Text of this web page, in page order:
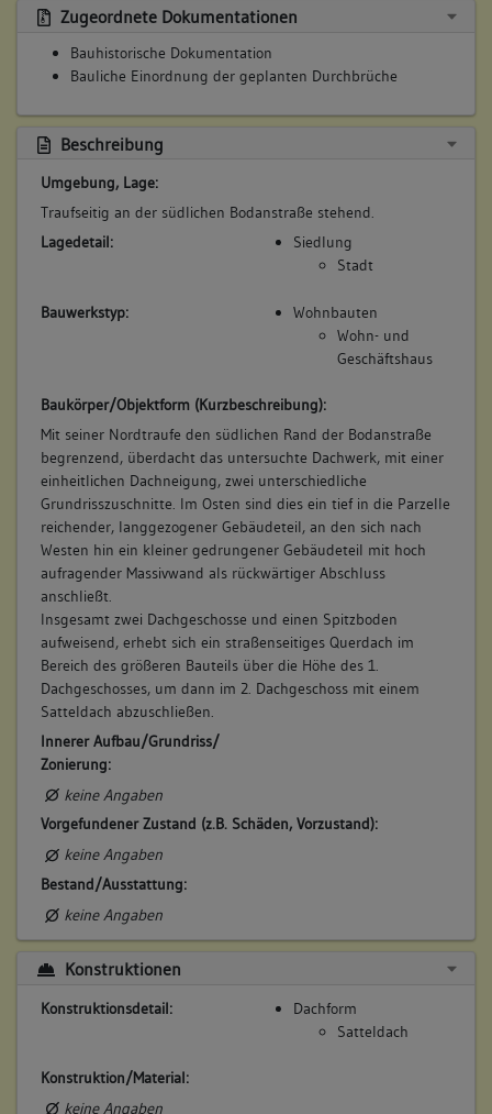
Zugeordnete Dokumentationen
Bauhistorische Dokumentation
Bauliche Einordnung der geplanten Durchbrüche
Beschreibung
Umgebung, Lage:
Traufseitig an der südlichen Bodanstraße stehend.
Lagedetail:
Siedlung
Stadt
Bauwerkstyp:
Wohnbauten
Wohn- und
Geschäftshaus
Baukörper/Objektform (Kurzbeschreibung):
Mit seiner Nordtraufe den südlichen Rand der Bodanstraße
begrenzend, überdacht das untersuchte Dachwerk, mit einer
einheitlichen Dachneigung, zwei unterschiedliche
Grundrisszuschnitte. Im Osten sind dies ein tief in die Parzelle
reichender, langgezogener Gebäudeteil, an den sich nach
Westen hin ein kleiner gedrungener Gebäudeteil mit hoch
aufragender Massivwand als rückwärtiger Abschluss
anschließt.
Insgesamt zwei Dachgeschosse und einen Spitzboden
aufweisend, erhebt sich ein straßenseitiges Querdach im
Bereich des größeren Bauteils über die Höhe des 1.
Dachgeschosses, um dann im 2. Dachgeschoss mit einem
Satteldach abzuschließen.
Innerer Aufbau/Grundriss/
Zonierung:
keine Angaben
Vorgefundener Zustand (z.B. Schäden, Vorzustand):
keine Angaben
Bestand/Ausstattung:
keine Angaben
Konstruktionen
Konstruktionsdetail:
Dachform
Satteldach
Konstruktion/Material:
keine Angaben